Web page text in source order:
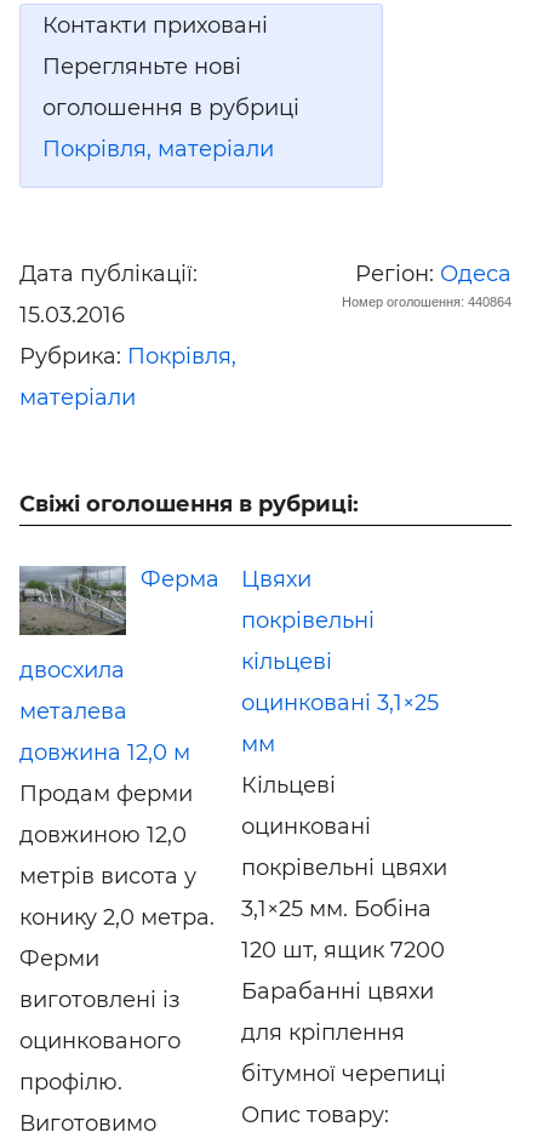
Контакти приховані
Перегляньте нові
оголошення в рубриці
Покрівля, матеріали
Дата публікації:
15.03.2016
Рубрика: Покрівля,
матеріали
Регіон: Одеса
Номер оголошення: 440864
Свіжі оголошення в рубриці:
Ферма
двосхила
металева
довжина 12,0 м
Продам ферми
довжиною 12,0
метрів висота у
конику 2,0 метра.
Ферми
виготовлені із
оцинкованого
профілю.
Виготовимо
Цвяхи
покрівельні
кільцеві
оцинковані 3,1×25
мм
Кільцеві
оцинковані
покрівельні цвяхи
3,1×25 мм. Бобіна
120 шт, ящик 7200
Барабанні цвяхи
для кріплення
бітумної черепиці
Опис товару: